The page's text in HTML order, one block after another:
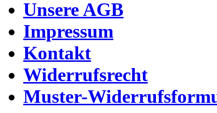
Unsere AGB
Impressum
Kontakt
Widerrufsrecht
Muster-